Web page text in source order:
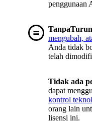
penggunaan
mengubah,
Anda tidak
telah
Tidak ada
dapat
kontrol
orang lain
lisensi ini.